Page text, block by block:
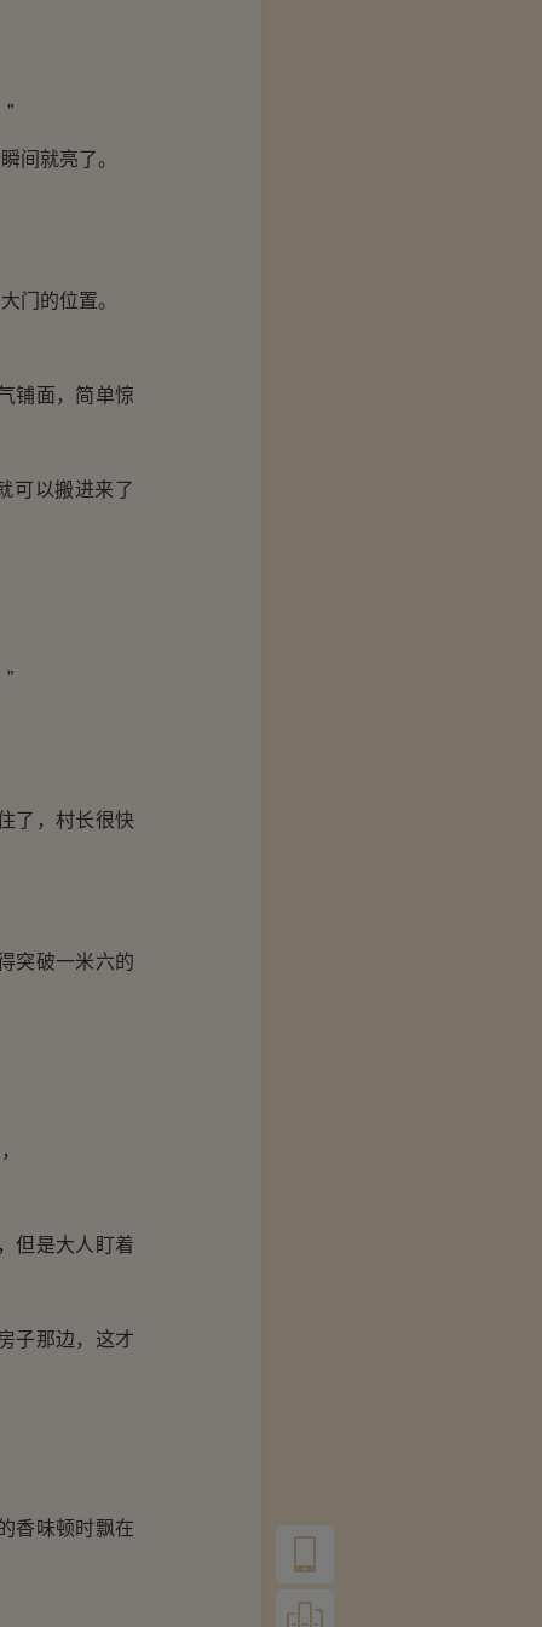
间就亮了。
门的位置。
铺面，简单惊
可以搬进来了
了，村长很快
突破一米六的
但是大人盯着
子那边，这才
香味顿时飘在